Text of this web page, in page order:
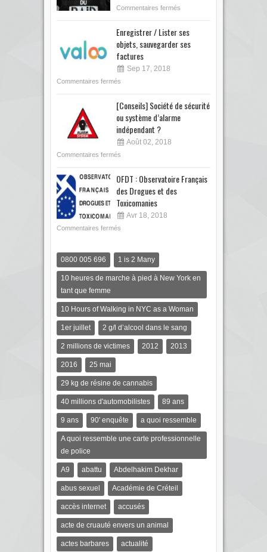
Commentaires fermés
Enregistrer / Lister ses
objets, sauvegarder ses
factures
Sep 17, 2018
Commentaires fermés
[Conseils] Société de sécurité
ou système d’alarme
indépendant ?
Août 02, 2018
Commentaires fermés
OFDT : Observatoire Français
des Drogues et des
Toxicomanies
Avr 18, 2018
Commentaires fermés
0800 005 696 1 is 2 Many
10 heures de marche à pied à New York en
tant que femme
10 Hours of Walking in NYC as a Woman
1er juillet 2 g/l d’alcool dans le sang
2 millions de victimes 2012 2013
2016 25 mai
29 kg de résine de cannabis
40 millions d'automobilistes 89 ans
9 ans 90' enquête a quoi ressemble
A quoi ressemble une carte professionnelle
de police
A9 abattu Abdelhakim Dekhar
abus sexuel Académie de Créteil
accès internet accusés
acte de cruauté envers un animal
actes barbares actualité